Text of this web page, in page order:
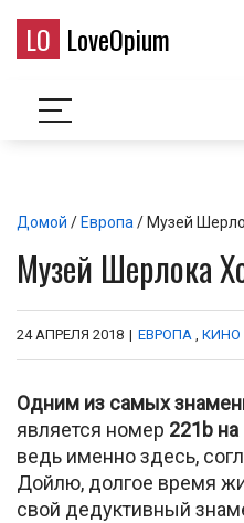
LO LoveOpium
Домой / Европа / Музей
Музей Шерлока
24 АПРЕЛЯ 2018 | ЕВРОПА , КИНО
Одним из самых
является номер 221b
ведь именно здесь,
Дойлю, долгое время
свой дедуктивный